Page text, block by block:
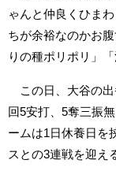
ゃんと仲良くひま
ちが余裕なのかお
りの種ポリポリ」
この日、大谷の出
回5安打、5奪三振
ームは1日休養日を
スとの3連戦を迎え